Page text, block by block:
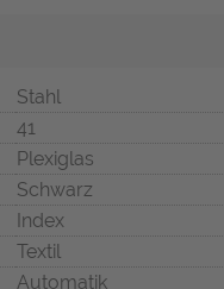
Stahl
41
Plexiglas
Schwarz
Index
Textil
Automatik